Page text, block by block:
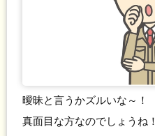
曖昧と言うかズルいな～！
真面目な方なのでしょうね！